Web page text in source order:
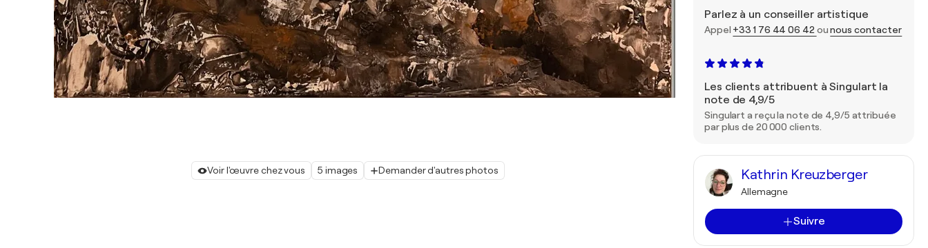
Voir l'œuvre chez vous 5 images Demander d'autres photos
Parlez à un conseiller artistique
Appel +33 1 76 44 06 42 ounous contacter
Les clients attribuent à Singulart la
note de 4,9/5
Singulart a reçu la note de 4,9/5 attribuée
par plus de 20 000 clients.
Kathrin Kreuzberger
Allemagne
Suivre